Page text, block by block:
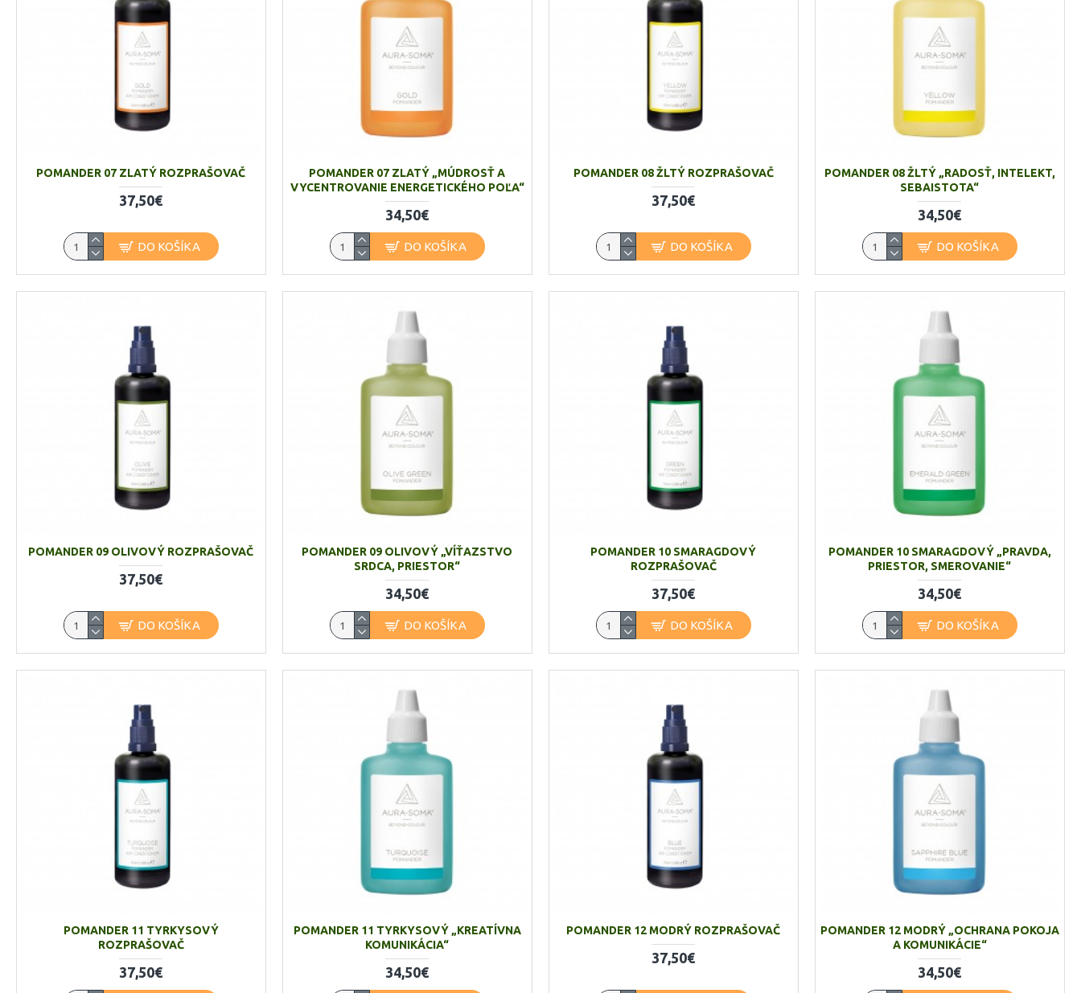
POMANDER 07 ZLATÝ ROZPRAŠOVAČ
37,50€
DO KOŠÍKA
POMANDER 07 ZLATÝ „MÚDROSŤ A
VYCENTROVANIE ENERGETICKÉHO POĽA“
34,50€
DO KOŠÍKA
POMANDER 08 ŽLTÝ ROZPRAŠOVAČ
37,50€
DO KOŠÍKA
POMANDER 08 ŽLTÝ „RADOSŤ, INTELEKT,
SEBAISTOTA“
34,50€
DO KOŠÍKA
POMANDER 09 OLIVOVÝ ROZPRAŠOVAČ
37,50€
DO KOŠÍKA
POMANDER 09 OLIVOVÝ „VÍŤAZSTVO
SRDCA, PRIESTOR“
34,50€
DO KOŠÍKA
POMANDER 10 SMARAGDOVÝ
ROZPRAŠOVAČ
37,50€
DO KOŠÍKA
POMANDER 10 SMARAGDOVÝ „PRAVDA,
PRIESTOR, SMEROVANIE“
34,50€
DO KOŠÍKA
POMANDER 11 TYRKYSOVÝ
ROZPRAŠOVAČ
37,50€
POMANDER 11 TYRKYSOVÝ „KREATÍVNA
KOMUNIKÁCIA“
34,50€
POMANDER 12 MODRÝ ROZPRAŠOVAČ
37,50€
POMANDER 12 MODRÝ „OCHRANA POKOJA
A KOMUNIKÁCIE“
34,50€